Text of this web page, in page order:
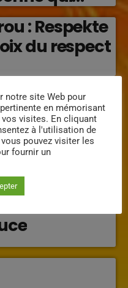
les émotions
(2026)
: Respekte
du respect
» (2026) :
vibrante
O et
notre site Web pour
en mémorisant
visites. En cliquant
à l'utilisation de
pouvez visiter les
fournir un